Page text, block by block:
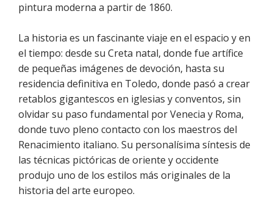
pintura moderna a partir de 1860.
La historia es un fascinante viaje en el espacio y en
el tiempo: desde su Creta natal, donde fue artífice
de pequeñas imágenes de devoción, hasta su
residencia definitiva en Toledo, donde pasó a crear
retablos gigantescos en iglesias y conventos, sin
olvidar su paso fundamental por Venecia y Roma,
donde tuvo pleno contacto con los maestros del
Renacimiento italiano. Su personalísima síntesis de
las técnicas pictóricas de oriente y occidente
produjo uno de los estilos más originales de la
historia del arte europeo.